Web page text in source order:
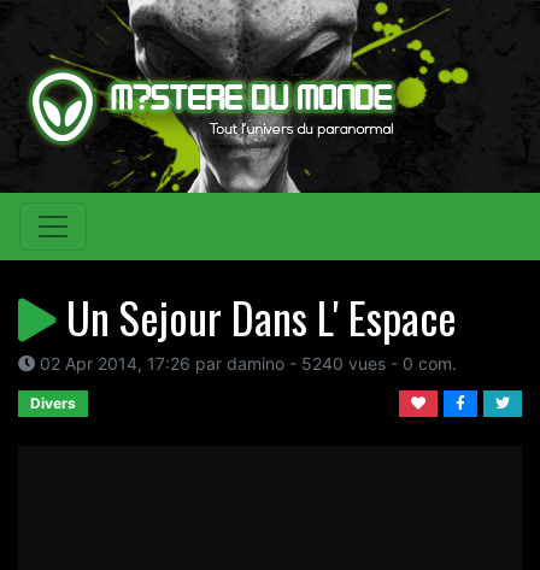
Un Sejour Dans L' Espace
02 Apr 2014, 17:26 par damino - 5240 vues - 0 com.
Divers